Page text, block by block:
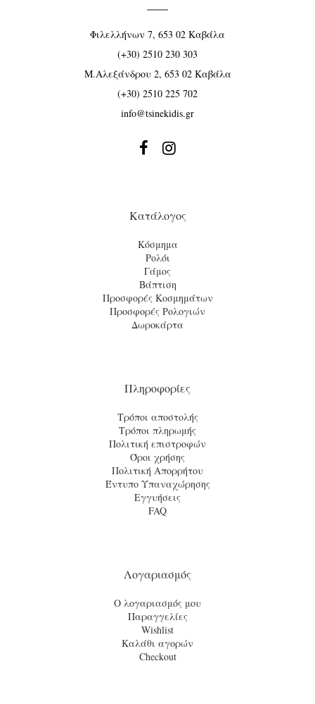
Φιλελλήνων 7, 653 02 Καβάλα
(+30) 2510 230 303
Μ.Αλεξάνδρου 2, 653 02 Καβάλα
(+30) 2510 225 702
info@tsinekidis.gr
 
Κατάλογος
Κόσμημα
Ρολόι
Γάμος
Βάπτιση
Προσφορές Κοσμημάτων
Προσφορές Ρολογιών
Δωροκάρτα
Πληροφορίες
Τρόποι αποστολής
Τρόποι πληρωμής
Πολιτική επιστροφών
Όροι χρήσης
Πολιτική Απορρήτου
Έντυπο Υπαναχώρησης
Εγγυήσεις
FAQ
Λογαριασμός
Ο λογαριασμός μου
Παραγγελίες
Wishlist
Καλάθι αγορών
Checkout